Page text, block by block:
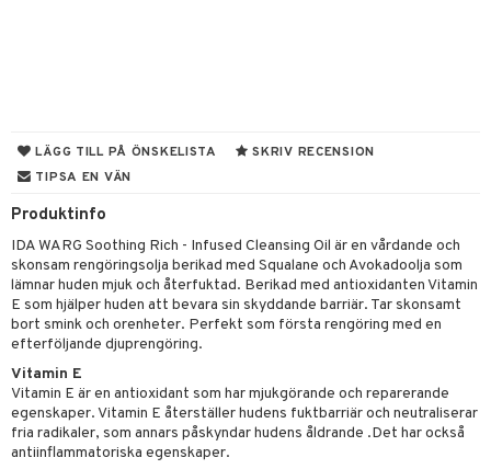
LÄGG TILL PÅ ÖNSKELISTA
SKRIV RECENSION
TIPSA EN VÄN
Produktinfo
IDA WARG Soothing Rich - Infused Cleansing Oil är en vårdande och
skonsam rengöringsolja berikad med Squalane och Avokadoolja som
lämnar huden mjuk och återfuktad. Berikad med antioxidanten Vitamin
E som hjälper huden att bevara sin skyddande barriär. Tar skonsamt
bort smink och orenheter. Perfekt som första rengöring med en
efterföljande djuprengöring.
Vitamin E
Vitamin E är en antioxidant som har mjukgörande och reparerande
egenskaper. Vitamin E återställer hudens fuktbarriär och neutraliserar
fria radikaler, som annars påskyndar hudens åldrande .Det har också
antiinflammatoriska egenskaper.
& Highlighter
Dagcreme
/ Kajal
up
utan sol
& tvål
Set
spray
& Rumsdoft
de cologne
de parfum
de toilettetrimmers
produkter
utan sol
utan sol
& tvål
shave balm
shave lotion
de cologne